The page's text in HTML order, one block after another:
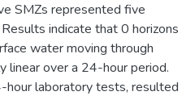
SMZs represented five
indicate that 0 horizons
water moving through
linear over a 24-hour period.
hour laboratory tests, resulted